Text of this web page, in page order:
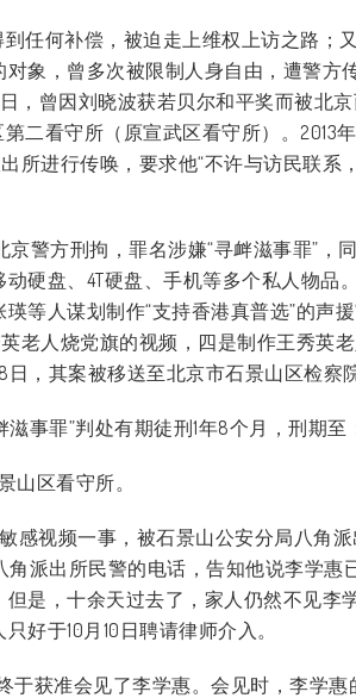
任何补偿，被迫走上维权上访之路；
象，曾多次被限制人身自由，遭警方
，曾因刘晓波获若贝尔和平奖而被北京
二看守所（原宣武区看守所）。2013
所进行传唤，要求他“不许与访民联系
警方刑拘，罪名涉嫌“寻衅滋事罪”，
硬盘、4T硬盘、手机等多个私人物品。
等人谋划制作“支持香港真普选”的声
老人烧党旗的视频，四是制作王秀英
，其案被移送至北京市石景山区检察院
事罪”判处有期徒刑1年8个月，刑期至
山区看守所。
感视频一事，被石景山公安分局八角
派出所民警的电话，告知他说李学惠
是，十余天过去了，家人仍然不见李
好于10月10日聘请律师介入。
于获准会见了李学惠。会见时，李学